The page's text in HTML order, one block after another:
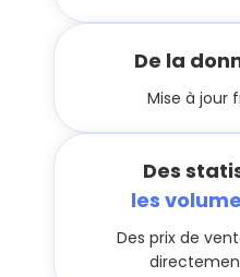
De la
Mise à jour
Des
les
Des prix de